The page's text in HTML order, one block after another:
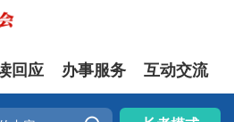
回应 办事服务 互动交流